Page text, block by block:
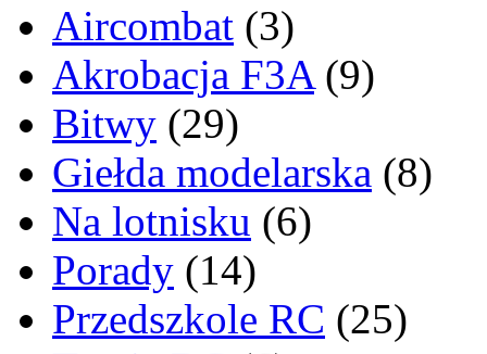
Aircombat (3)
Akrobacja F3A(9)
Bitwy (29)
Giełda modelarska (8)
Na lotnisku (6)
Porady (14)
Przedszkole RC (25)